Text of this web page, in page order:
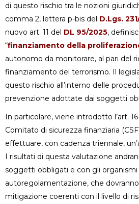
di questo rischio tra le nozioni
comma 2, lettera p-bis del D.Lgs.
nuovo art. 11 del DL 95/2025,
“finanziamento della
autonomo da monitorare, al pari del
finanziamento del terrorismo. Il
questo rischio all’interno delle
prevenzione adottate dai soggetti
In particolare, viene introdotto l’art.
Comitato di sicurezza finanziaria
effettuare, con cadenza triennale,
I risultati di questa valutazione
soggetti obbligati e con gli organismi
autoregolamentazione, che
mitigazione coerenti con il livello di